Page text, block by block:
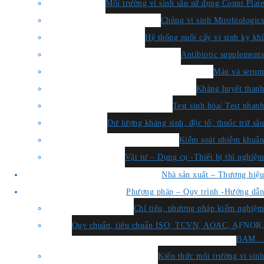
Môi trường vi sinh sẵn sử dụng Count Plate
Chủng vi sinh Mirobiologics
Hệ thống nuôi cấy vi sinh kỵ khí
Antibiotic supplements
Máu và serum
Kháng huyết thanh
Test sinh hóa/ Test nhanh
Dư lượng kháng sinh, độc tố, thuốc trừ sâu
Kiểm soát nhiễm khuẩn
Vật tư – Dụng cụ -Thiết bị thí nghiệm
Nhà sản xuất – Thương hiệu
Phương pháp – Quy trình -Hướng dẫn
Chỉ tiêu, phương pháp kiểm nghiệm
Quy chuẩn, tiêu chuẩn ISO, TCVN, AOAC, AFNOR,
BAM…
Kiến thức môi trường vi sinh